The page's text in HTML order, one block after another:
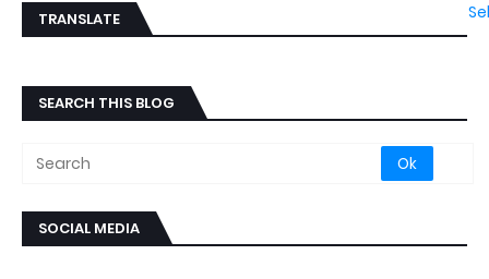
TRANSLATE
SEARCH THIS BLOG
SOCIAL MEDIA